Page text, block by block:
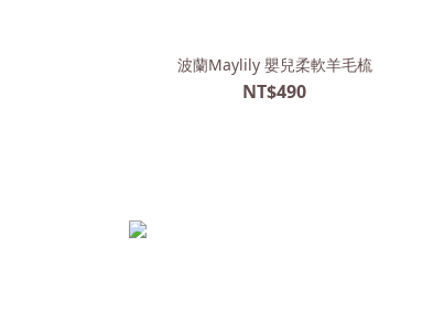
波蘭Maylily 嬰兒柔軟羊毛梳
NT$490